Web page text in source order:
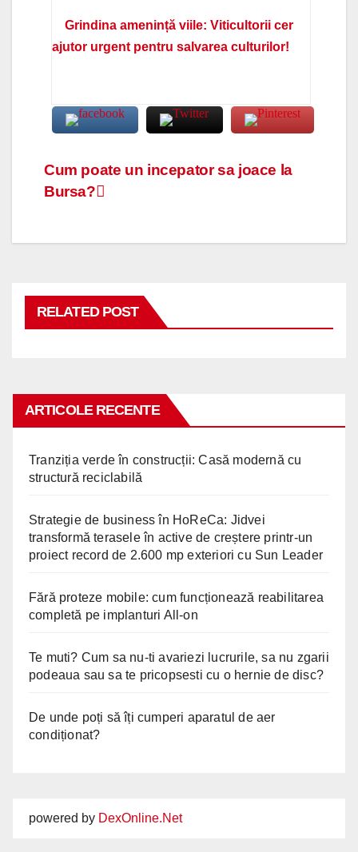
Grindina amenință viile: Viticultorii cer
ajutor urgent pentru salvarea culturilor!
Navigare
articole
Cum poate un incepator sa joace la
Bursa?
RELATED POST
ARTICOLE RECENTE
Tranziția verde în construcții: Casă modernă cu
structură reciclabilă
Strategie de business în HoReCa: Jidvei
transformă terasele în active de creștere printr-un
proiect record de 2.600 mp exteriori cu Sun Leader
Fără proteze mobile: cum funcționează reabilitarea
completă pe implanturi All-on
Te muti? Cum sa nu-ti avariezi lucrurile, sa nu zgarii
podeaua sau sa te pricopsesti cu o hernie de disc?
De unde poți să îți cumperi aparatul de aer
condiționat?
powered by DexOnline.Net